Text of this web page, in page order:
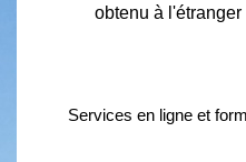
obtenu à l'étranger
Services en ligne et